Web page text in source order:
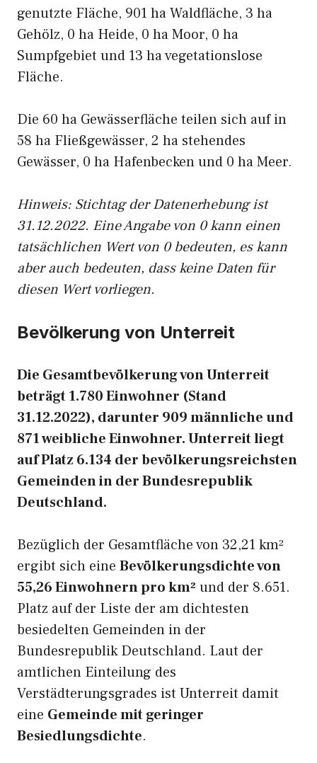
genutzte Fläche, 901 ha Waldfläche, 3 ha
Gehölz, 0 ha Heide, 0 ha Moor, 0 ha
Sumpfgebiet und 13 ha vegetationslose
Fläche.
Die 60 ha Gewässerfläche teilen sich auf in
58 ha Fließgewässer, 2 ha stehendes
Gewässer, 0 ha Hafenbecken und 0 ha Meer.
Hinweis: Stichtag der Datenerhebung ist
31.12.2022. Eine Angabe von 0 kann einen
tatsächlichen Wert von 0 bedeuten, es kann
aber auch bedeuten, dass keine Daten für
diesen Wert vorliegen.
Bevölkerung von Unterreit
Die Gesamtbevölkerung von Unterreit
beträgt 1.780 Einwohner (Stand
31.12.2022), darunter 909 männliche und
871 weibliche Einwohner. Unterreit liegt
auf Platz 6.134 der bevölkerungsreichsten
Gemeinden in der Bundesrepublik
Deutschland.
Bezüglich der Gesamtfläche von 32,21 km²
ergibt sich eine Bevölkerungsdichte von
55,26 Einwohnern pro km² und der 8.651.
Platz auf der Liste der am dichtesten
besiedelten Gemeinden in der
Bundesrepublik Deutschland. Laut der
amtlichen Einteilung des
Verstädterungsgrades ist Unterreit damit
eine Gemeinde mit geringer
Besiedlungsdichte.